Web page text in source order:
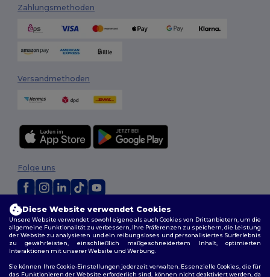
Zahlungsmethoden
Versandmethoden
2026. Alle Rechte vorbehalten
Allgemeine Geschäftsbedingungen|Personalisierungsrichtlinien|
Datenschutzbestimmungen| Cookie-Richtlinie|Site Map
Folge uns
Diese Website verwendet Cookies
Unsere Website verwendet sowohl eigene als auch Cookies von Drittanbietern, um die
allgemeine Funktionalität zu verbessern, Ihre Präferenzen zu speichern, die Leistung
der Website zu analysieren und ein reibungsloses und personalisiertes Surferlebnis
zu gewährleisten, einschließlich maßgeschneidertem Inhalt, optimierten
Interaktionen mit unserer Website und Werbung.
Sie können Ihre Cookie-Einstellungen jederzeit verwalten. Essenzielle Cookies, die für
das Funktionieren der Website erforderlich sind, können nicht deaktiviert werden, da